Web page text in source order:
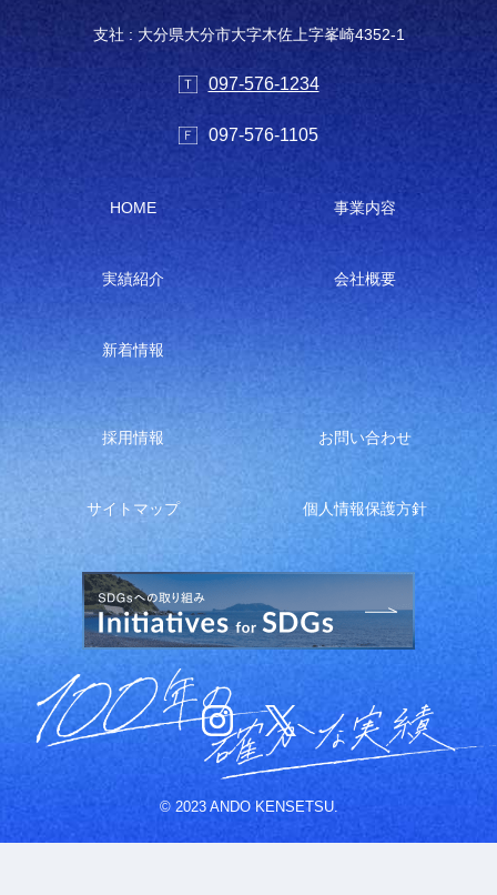
支社 : 大分県大分市大字木佐上字峯崎4352-1
097-576-1234
097-576-1105
HOME 事業内容
実績紹介 会社概要
新着情報
採用情報 お問い合わせ
サイトマップ 個人情報保護方針
© 2023 ANDO KENSETSU.